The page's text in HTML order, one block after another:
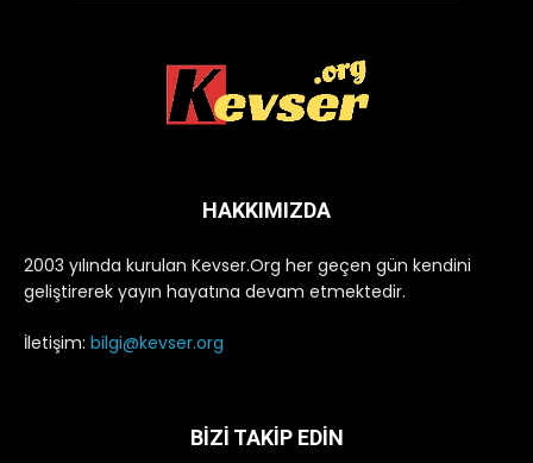
HAKKIMIZDA
2003 yılında kurulan Kevser.Org her geçen gün kendini
geliştirerek yayın hayatına devam etmektedir.
İletişim: bilgi@kevser.org
BİZİ TAKİP EDİN